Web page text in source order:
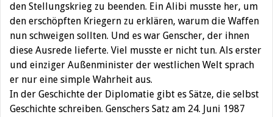
den Stellungskrieg zu beenden. Ein Alibi musste her, um
den erschöpften Kriegern zu erklären, warum die Waffen
nun schweigen sollten. Und es war Genscher, der ihnen
diese Ausrede lieferte. Viel musste er nicht tun. Als erster
und einziger Außenminister der westlichen Welt sprach
er nur eine simple Wahrheit aus.
In der Geschichte der Diplomatie gibt es Sätze, die selbst
Geschichte schreiben. Genschers Satz am 24. Juni 1987